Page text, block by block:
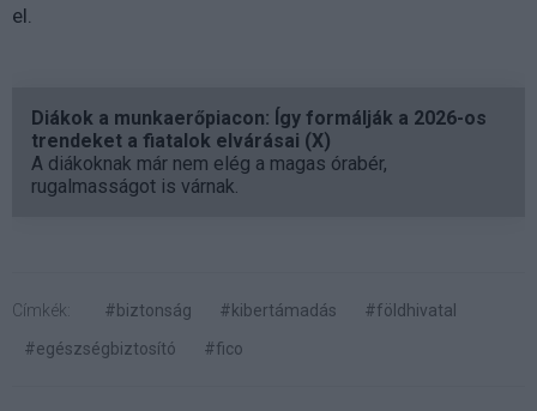
el.
Diákok a munkaerőpiacon: Így formálják a 2026-os
trendeket a fiatalok elvárásai (X)
A diákoknak már nem elég a magas órabér,
rugalmasságot is várnak.
Címkék: #biztonság #kibertámadás
#földhivatal
#egészségbiztosító
#fico